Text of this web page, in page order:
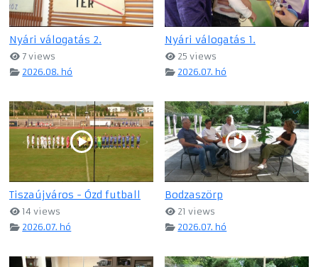
Nyári válogatás 2.
7 views
2026.08. hó
Nyári válogatás 1.
25 views
2026.07. hó
Tiszaújváros - Ózd futball
14 views
2026.07. hó
Bodzaszörp
21 views
2026.07. hó